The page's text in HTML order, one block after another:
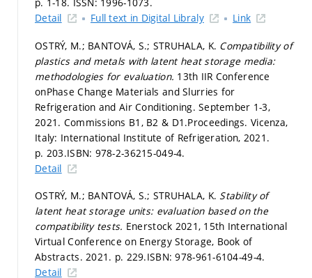
Detail
Full text in Digital Libraly Link
OSTRÝ, M.; BANTOVÁ, S.; STRUHALA, K. Compatibility of
plastics and metals with latent heat storage media:
methodologies for evaluation. 13th IIR Conference
onPhase Change Materials and Slurries for
Refrigeration and Air Conditioning. September 1-3,
2021. Commissions B1, B2 & D1.Proceedings. Vicenza,
Italy: International Institute of Refrigeration, 2021.
p. 203.ISBN: 978-2-36215-049-4.
Detail
OSTRÝ, M.; BANTOVÁ, S.; STRUHALA, K. Stability of
latent heat storage units: evaluation based on the
compatibility tests. Enerstock 2021, 15th International
Virtual Conference on Energy Storage, Book of
Abstracts. 2021. p. 229.ISBN: 978-961-6104-49-4.
Detail